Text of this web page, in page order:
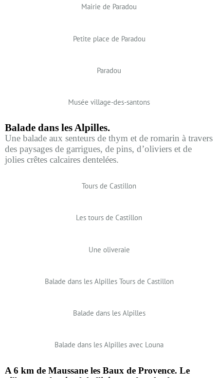
Mairie de Paradou
Petite place de Paradou
Paradou
Musée village-des-santons
Balade dans les Alpilles.
Une balade aux senteurs de thym et de romarin à travers
des paysages de garrigues, de pins, d’oliviers et de
jolies crêtes calcaires dentelées.
Tours de Castillon
Les tours de Castillon
Une oliveraie
Balade dans les Alpilles Tours de Castillon
Balade dans les Alpilles
Balade dans les Alpilles avec Louna
A 6 km de Maussane les Baux de Provence. Le